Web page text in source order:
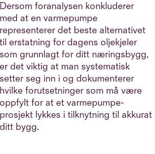
Dersom foranalysen konkluderer
med at en varmepumpe
representerer det beste alternativet
til erstatning for dagens oljekjeler
som grunnlagt for ditt næringsbygg,
er det viktig at man systematisk
setter seg inn i og dokumenterer
hvilke forutsetninger som må være
oppfylt for at et varmepumpe-
prosjekt lykkes i tilknytning til akkurat
ditt bygg.